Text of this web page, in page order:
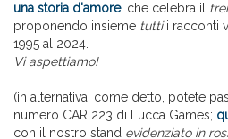
una storia d'amore, che celebra il
proponendo insieme tuttii racconti
1995 al 2024.
Vi aspettiamo!
(in alternativa, come detto, potete
numero CAR 223 di Lucca Games;
con il nostro stand evidenziato in